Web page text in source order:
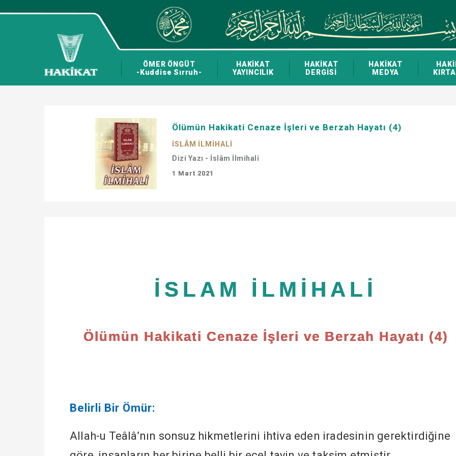
ÖMER ÖNGÜT
-Kuddise Sırruh-
HAKİKAT
YAYINCILIK
HAKİKAT
DERGİSİ
HAKİKAT
MEDYA
Ölümün Hakikati Cenaze İşleri ve Berzah Hayatı (4)
İSLÂM İLMİHALİ
Dizi Yazı - İslâm İlmihali
1 Mart 2021
İSLAM İLMİHALİ
Ölümün Hakikati Cenaze İşleri ve Berzah Hayatı (4)
Belirli Bir Ömür:
Allah-u Teâlâ’nın sonsuz hikmetlerini ihtiva eden iradesinin gerektirdiğine